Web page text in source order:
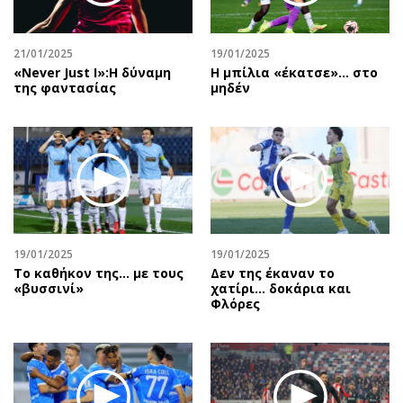
21/01/2025
«Never Just I»:Η δύναμη
της φαντασίας
19/01/2025
Η μπίλια «έκατσε»… στο
μηδέν
19/01/2025
Το καθήκον της… με τους
«βυσσινί»
19/01/2025
Δεν της έκαναν το
χατίρι… δοκάρια και
Φλόρες